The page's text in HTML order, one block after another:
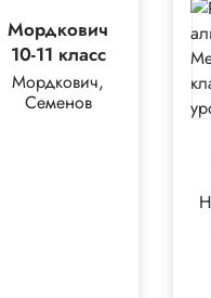
Мордкович
10-11 класс
Мордкович,
Семенов